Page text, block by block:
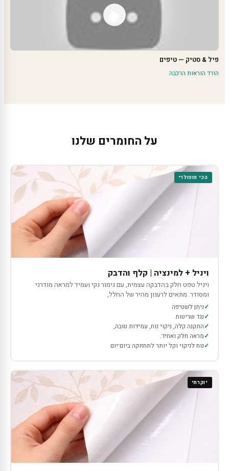
פיל & סטיק — טיפים
הורד הוראות הרכבה
על החומרים שלנו
הכי פופולרי
ויניל + למינציה | קלף והדבק
ויניל טפט חלק בהדבקה עצמית, עם גימור נקי ועמיד למראה מודרני
ומסודר. מתאים לרענון מהיר של החלל,
ניתן לשטיפה
נגד שריטות
התקנה קלה, ניקוי נוח, עמידות טובה,
מראה חלק ואחיד.
נוח לניקוי וקל יותר לתחזוקה ביום־יום
יוקרתי